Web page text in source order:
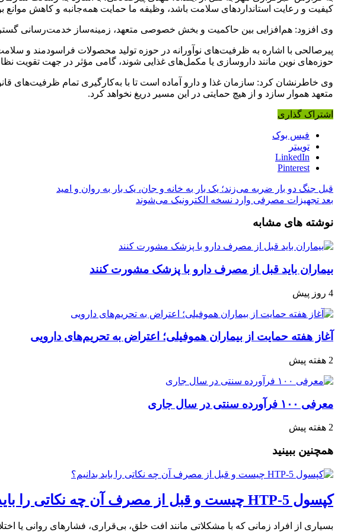
کیفیت و رعایت استانداردهای سلامت باشد، وظیفه ما حمایت همه‌جانبه و کاهش
وی افزود: هم‌افزایی بین حاکمیت و بخش خصوصی متعهد، زمینه‌ساز خدمت‌رسانی
پیرصالحی با اشاره به ظرفیت‌های نوآورانه در حوزه تولید محصولات فراسودمند و
حوزه‌های نوین مانند داروسازی یا مکمل‌های غذایی شوند، گامی مؤثر در جهت تقویت
وی خاطرنشان کرد: سازمان غذا و دارو آماده است تا با به‌کارگیری تمام ظرفیت‌های
متعهد هموار سازد و از هیچ حمایتی در این مسیر دریغ نخواهد کرد.
اشتراک گذاری
فیس بوک
توییتر
LinkedIn
Pinterest
قبل جنگ دو بار ضربه می‌زند؛ یک بار به خانه و جان، یک بار به روان و امید
بعد تجهیزات مصرفی وارد نسخه الکترونیک می‌شوند
نوشته های مشابه
بیماران باید قبل از مصرف دارو با پزشک مشورت کنند
4 روز پیش
آغاز هفته حمایت از بیماران هموفیلی؛ اعتراض به تحریم‌های دارویی
2 هفته پیش
معرفی ۱۰۰ فرآورده سنتی در سال جاری
2 هفته پیش
همچنین ببینید
کپسول 5-HTP چیست و قبل از مصرف آن چه نکاتی را باید بدانیم؟
بسیاری از افراد زمانی که با مشکلاتی مانند افت خلق، بی‌قراری، فشارهای روانی یا